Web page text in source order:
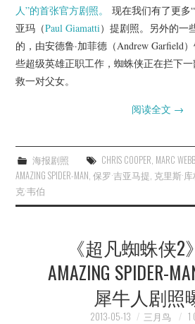
推荐电影
人”的首张官方剧照。
现在我们有了更多
亚玛（Paul Giamatti）提剧照。另外的一
的，由安德鲁·加菲德（Andrew Garfield
些超级英雄正职工作，蜘蛛侠正在拦下
救一对父女。
阅读全文 →
海报剧照 CHRIS COOPER, MARC WEBB
AMAZING SPIDER-MAN,保罗·吉亚马提, 克里斯·
克·韦伯
《超凡蜘蛛侠2
AMAZING SPIDER-
犀牛人剧照
2013-05-13 三月鸟 1